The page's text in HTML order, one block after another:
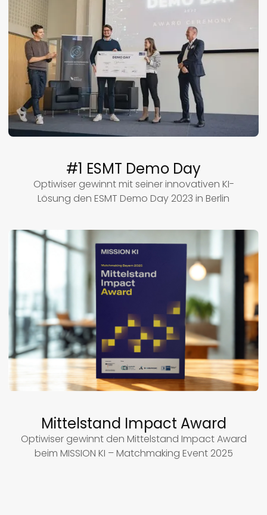
#1 ESMT Demo Day
Optiwiser gewinnt mit seiner innovativen KI-
Lösung den ESMT Demo Day 2023 in Berlin
Mittelstand Impact Award
Optiwiser gewinnt den Mittelstand Impact Award
beim MISSION KI – Matchmaking Event 2025